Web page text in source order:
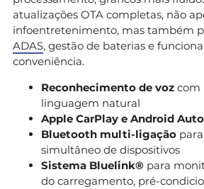
atualizações OTA completas, não
infoentretenimento, mas também
ADAS, gestão de baterias e
conveniência.
Reconhecimento de voz com
linguagem natural
Apple CarPlay e Android Auto
Bluetooth multi-ligação
simultâneo de dispositivos
Sistema Bluelink® para
do carregamento, pré-